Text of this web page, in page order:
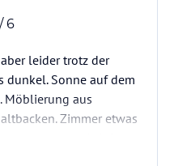
/ 6
leider trotz der
dunkel. Sonne auf dem
Möblierung aus
Zimmer etwas